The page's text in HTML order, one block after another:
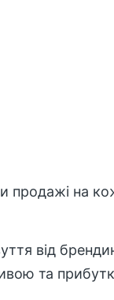
продажі на
від
та